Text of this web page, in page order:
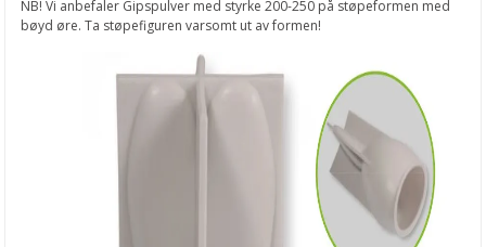
NB! Vi anbefaler Gipspulver med styrke 200-250 på støpeformen med
bøyd øre. Ta støpefiguren varsomt ut av formen!